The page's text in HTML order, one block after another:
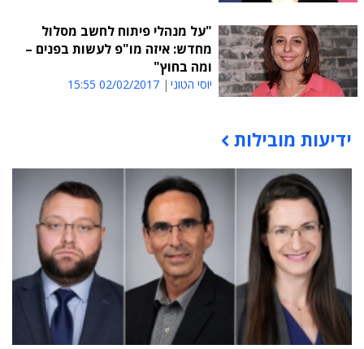
"על מנהלי פיתוח לחשב מסלול
מחדש: איזה מו"פ לעשות בפנים –
ומה בחוץ"
יוסי הטוני 02/02/2017 15:55
תוכן פרסומי
ידיעות מובילות